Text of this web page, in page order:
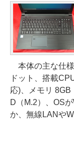
本体の主な仕
ドット、搭載
応)、メモリ
D（M.2）、OS
か、無線LANや